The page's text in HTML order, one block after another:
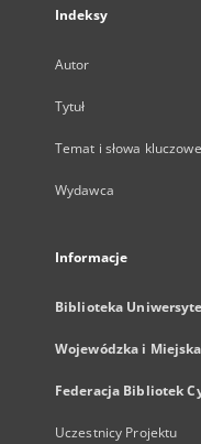
Indeksy
Autor
Tytuł
Temat i słowa kluczowe
Wydawca
Informacje
Biblioteka
Wojewódzka i
Federacja Bibliotek
Uczestnicy Projektu